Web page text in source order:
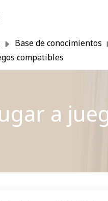
Base de conocimientos
compatibles
a